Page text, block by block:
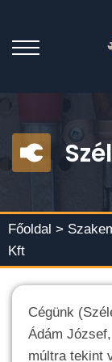
Főoldal >
Kft
Cégünk
Ádám
múltra tekint